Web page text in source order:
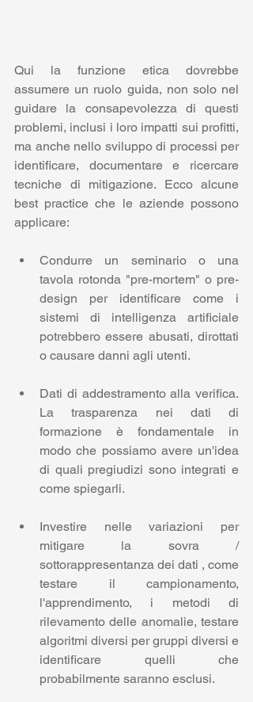
Qui la funzione etica dovrebbe
assumere un ruolo guida, non solo nel
guidare la consapevolezza di questi
problemi, inclusi i loro impatti sui profitti,
ma anche nello sviluppo di processi per
identificare, documentare e ricercare
tecniche di mitigazione. Ecco alcune
best practice che le aziende possono
applicare:
Condurre un seminario o una
tavola rotonda "pre-mortem" o pre-
design per identificare come i
sistemi di intelligenza artificiale
potrebbero essere abusati, dirottati
o causare danni agli utenti.
Dati di addestramento alla verifica.
La trasparenza nei dati di
formazione è fondamentale in
modo che possiamo avere un'idea
di quali pregiudizi sono integrati e
come spiegarli.
Investire nelle variazioni per
mitigare la sovra /
sottorappresentanza dei dati , come
testare il campionamento,
l'apprendimento, i metodi di
rilevamento delle anomalie, testare
algoritmi diversi per gruppi diversi e
identificare quelli che
probabilmente saranno esclusi.